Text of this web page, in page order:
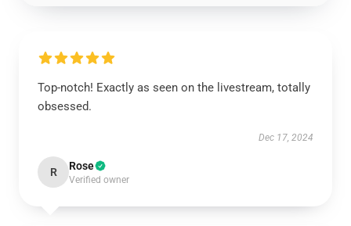
Top-notch! Exactly as seen on the livestream, totally
obsessed.
Dec 17, 2024
R Rose
Verified owner